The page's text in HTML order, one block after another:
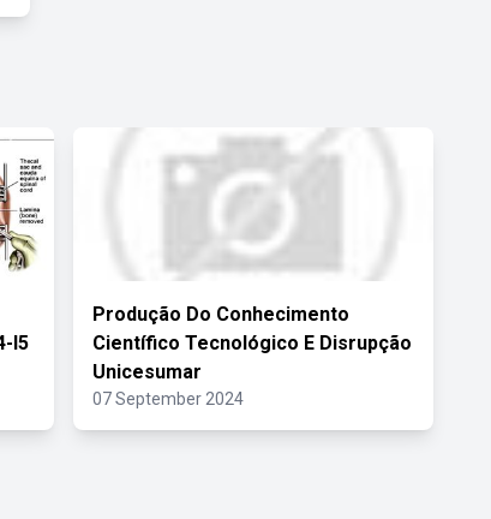
l5
Produção Do Conhecimento
Científico Tecnológico E Disrupção
Unicesumar
07 September 2024